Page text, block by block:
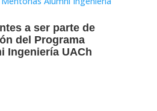
a ser parte de
del Programa
Ingeniería UACh